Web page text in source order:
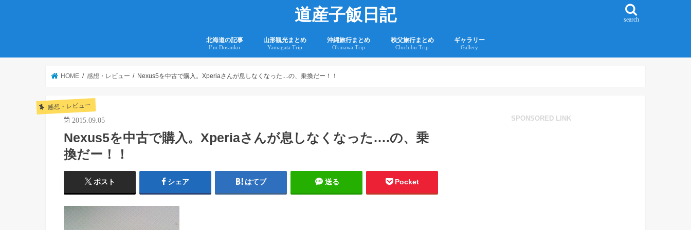
道産子飯日記 search
北海道の記事
I’m Dosanko
山形観光まとめ
Yamagata Trip
沖縄旅行まとめ
Okinawa Trip
秩父旅行まとめ
Chichibu Trip
ギャラリー
Gallery
HOME 感想・レビュー Nexus5を中古で購入。Xperiaさんが息しなくなった....の、乗換だー！！
感想・レビュー
2015.09.05
Nexus5を中古で購入。Xperiaさんが息しなくなった….の、乗
換だー！！
ポスト シェア はてブ 送る Pocket
SPONSORED LINK